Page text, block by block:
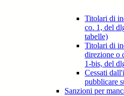
Titolari di
co. 1, del
tabelle)
Titolari di
direzione o
1-bis, del
Cessati
pubblicare
Sanzioni per